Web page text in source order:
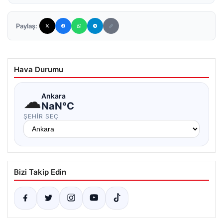
Paylaş:
Hava Durumu
☁Ankara
NaN°C
ŞEHIR SEÇ
Bizi Takip Edin